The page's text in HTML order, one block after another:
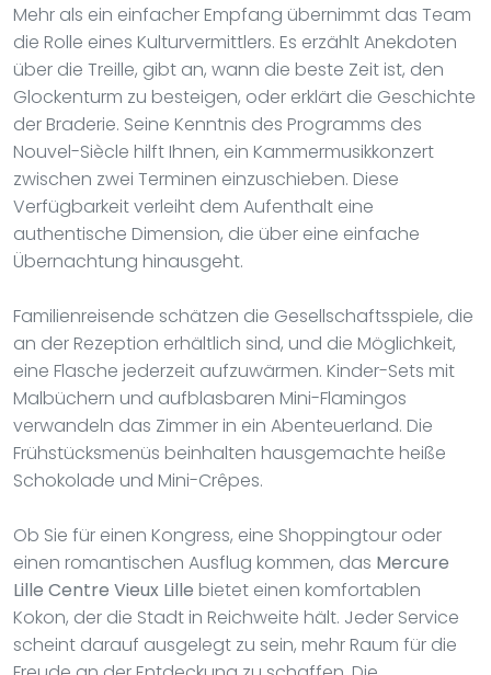
Mehr als ein einfacher Empfang übernimmt das Team
die Rolle eines Kulturvermittlers. Es erzählt Anekdoten
über die Treille, gibt an, wann die beste Zeit ist, den
Glockenturm zu besteigen, oder erklärt die Geschichte
der Braderie. Seine Kenntnis des Programms des
Nouvel-Siècle hilft Ihnen, ein Kammermusikkonzert
zwischen zwei Terminen einzuschieben. Diese
Verfügbarkeit verleiht dem Aufenthalt eine
authentische Dimension, die über eine einfache
Übernachtung hinausgeht.
Familienreisende schätzen die Gesellschaftsspiele, die
an der Rezeption erhältlich sind, und die Möglichkeit,
eine Flasche jederzeit aufzuwärmen. Kinder-Sets mit
Malbüchern und aufblasbaren Mini-Flamingos
verwandeln das Zimmer in ein Abenteuerland. Die
Frühstücksmenüs beinhalten hausgemachte heiße
Schokolade und Mini-Crêpes.
Ob Sie für einen Kongress, eine Shoppingtour oder
einen romantischen Ausflug kommen, das Mercure
Lille Centre Vieux Lille bietet einen komfortablen
Kokon, der die Stadt in Reichweite hält. Jeder Service
scheint darauf ausgelegt zu sein, mehr Raum für die